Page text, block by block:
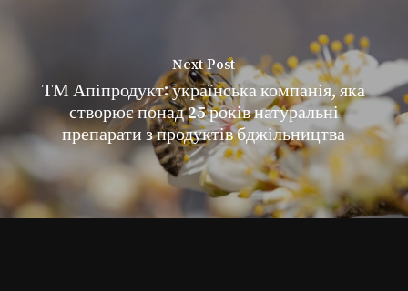
Next Post
ТМ Апіпродукт: українська компанія, яка
створює понад 25 років натуральні
препарати з продуктів бджільництва